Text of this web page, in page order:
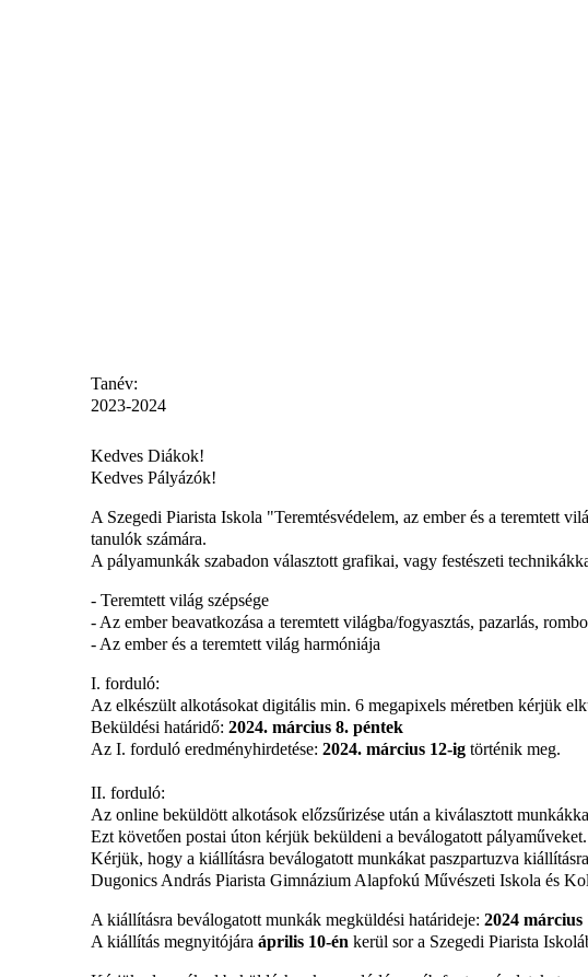
Tanév:
2023-2024
Kedves Diákok!
Kedves Pályázók!
A Szegedi Piarista Iskola "Teremtésvédelem, az ember és a teremtett
tanulók számára.
A pályamunkák szabadon választott grafikai, vagy festészeti
- Teremtett világ szépsége
- Az ember beavatkozása a teremtett világba/fogyasztás, pazarlás,
- Az ember és a teremtett világ harmóniája
I. forduló:
Az elkészült alkotásokat digitális min. 6 megapixels méretben kérjük
Beküldési határidő: 2024. március 8. péntek
Az I. forduló eredményhirdetése: 2024. március 12-ig történik meg.
II. forduló:
Az online beküldött alkotások előzsűrizése után a kiválasztott
Ezt követően postai úton kérjük beküldeni a beválogatott pályaműveket.
Kérjük, hogy a kiállításra beválogatott munkákat paszpartuzva
Dugonics András Piarista Gimnázium Alapfokú Művészeti Iskola és
A kiállításra beválogatott munkák megküldési határideje: 2024 március
A kiállítás megnyitójára április 10-én kerül sor a Szegedi Piarista